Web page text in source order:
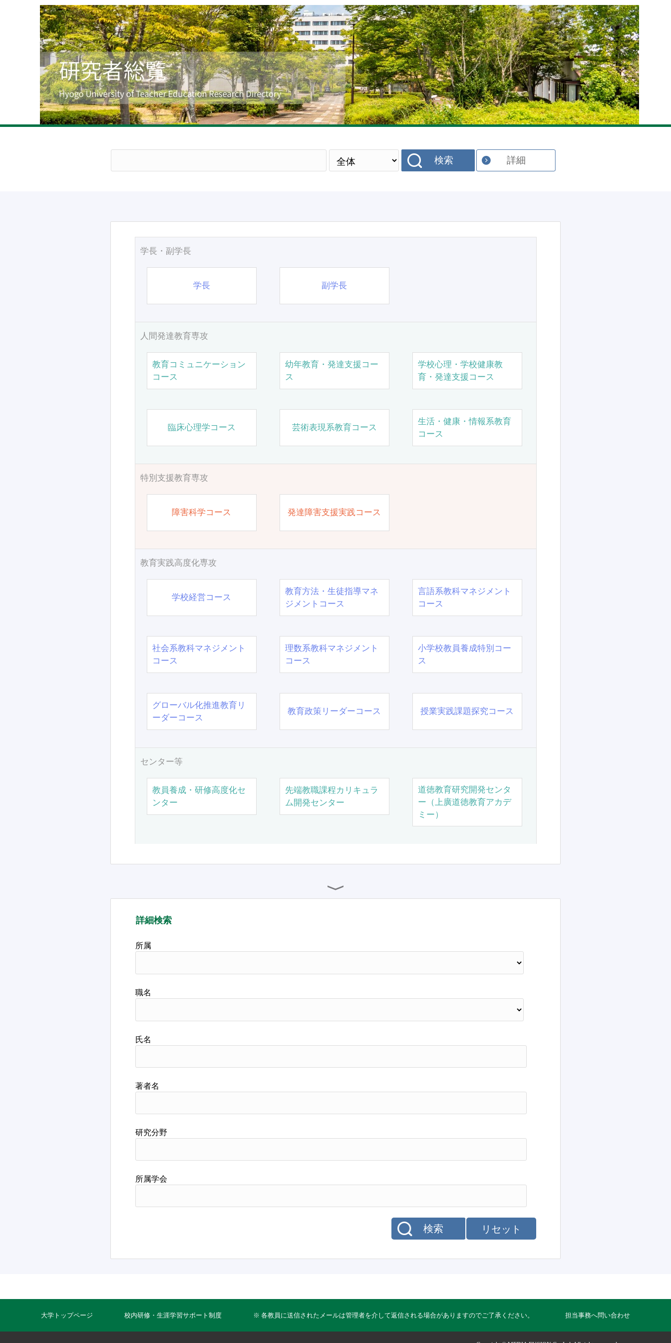
English
検索 詳細
学長・副学長
学長 副学長
人間発達教育専攻
教育コミュニケーション
コース
幼年教育・発達支援コー
ス
学校心理・学校健康教
育・発達支援コース
臨床心理学コース 芸術表現系教育コース
生活・健康・情報系教育
コース
特別支援教育専攻
障害科学コース 発達障害支援実践コース
教育実践高度化専攻
学校経営コース
教育方法・生徒指導マネ
ジメントコース
言語系教科マネジメント
コース
社会系教科マネジメント
コース
理数系教科マネジメント
コース
小学校教員養成特別コー
ス
グローバル化推進教育リ
ーダーコース
教育政策リーダーコース 授業実践課題探究コース
センター等
教員養成・研修高度化セ
ンター
先端教職課程カリキュラ
ム開発センター
道徳教育研究開発センタ
ー（上廣道徳教育アカデ
ミー）
詳細検索
所属
職名
氏名
著者名
研究分野
所属学会
リセット
検索
大学トップページ 校内研修・生涯学習サポート制度 ※ 各教員に送信されたメールは管理者を介して返信される場合がありますのでご了承ください。 担当事務へ問い合わせ